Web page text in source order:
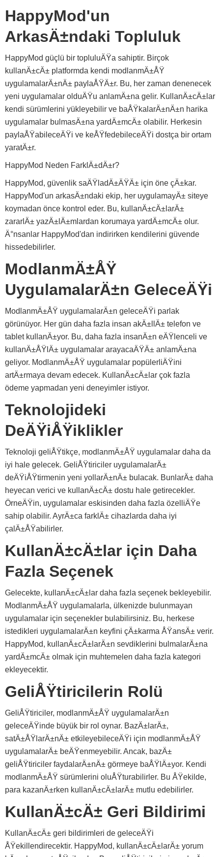
HappyMod'un
ArkasÄ±ndaki Topluluk
HappyMod güçlü bir topluluÄŸa sahiptir. Birçok
kullanÄ±cÄ± platformda kendi modlanmÄ±ÅŸ
uygulamalarÄ±nÄ± paylaÅŸÄ±r. Bu, her zaman denenecek
yeni uygulamalar olduÄŸu anlamÄ±na gelir. KullanÄ±cÄ±lar
kendi sürümlerini yükleyebilir ve baÅŸkalarÄ±nÄ±n harika
uygulamalar bulmasÄ±na yardÄ±mcÄ± olabilir. Herkesin
paylaÅŸabileceÄŸi ve keÅŸfedebileceÄŸi dostça bir ortam
yaratÄ±r.
HappyMod Neden FarklÄ±dÄ±r?
HappyMod, güvenlik saÄŸladÄ±ÄŸÄ± için öne çÄ±kar.
HappyMod'un arkasÄ±ndaki ekip, her uygulamayÄ± siteye
koymadan önce kontrol eder. Bu, kullanÄ±cÄ±larÄ±
zararlÄ± yazÄ±lÄ±mlardan korumaya yardÄ±mcÄ± olur.
Ä°nsanlar HappyMod'dan indirirken kendilerini güvende
hissedebilirler.
ModlanmÄ±ÅŸ
UygulamalarÄ±n GeleceÄŸi
ModlanmÄ±ÅŸ uygulamalarÄ±n geleceÄŸi parlak
görünüyor. Her gün daha fazla insan akÄ±llÄ± telefon ve
tablet kullanÄ±yor. Bu, daha fazla insanÄ±n eÄŸlenceli ve
kullanÄ±ÅŸlÄ± uygulamalar arayacaÄŸÄ± anlamÄ±na
geliyor. ModlanmÄ±ÅŸ uygulamalar popülerliÄŸini
artÄ±rmaya devam edecek. KullanÄ±cÄ±lar çok fazla
ödeme yapmadan yeni deneyimler istiyor.
Teknolojideki
DeÄŸiÅŸiklikler
Teknoloji geliÅŸtikçe, modlanmÄ±ÅŸ uygulamalar daha da
iyi hale gelecek. GeliÅŸtiriciler uygulamalarÄ±
deÄŸiÅŸtirmenin yeni yollarÄ±nÄ± bulacak. BunlarÄ± daha
heyecan verici ve kullanÄ±cÄ± dostu hale getirecekler.
ÖrneÄŸin, uygulamalar eskisinden daha fazla özelliÄŸe
sahip olabilir. AyrÄ±ca farklÄ± cihazlarda daha iyi
çalÄ±ÅŸabilirler.
KullanÄ±cÄ±lar için Daha
Fazla Seçenek
Gelecekte, kullanÄ±cÄ±lar daha fazla seçenek bekleyebilir.
ModlanmÄ±ÅŸ uygulamalarla, ülkenizde bulunmayan
uygulamalar için seçenekler bulabilirsiniz. Bu, herkese
istedikleri uygulamalarÄ±n keyfini çÄ±karma ÅŸansÄ± verir.
HappyMod, kullanÄ±cÄ±larÄ±n sevdiklerini bulmalarÄ±na
yardÄ±mcÄ± olmak için muhtemelen daha fazla kategori
ekleyecektir.
GeliÅŸtiricilerin Rolü
GeliÅŸtiriciler, modlanmÄ±ÅŸ uygulamalarÄ±n
geleceÄŸinde büyük bir rol oynar. BazÄ±larÄ±,
satÄ±ÅŸlarÄ±nÄ± etkileyebileceÄŸi için modlanmÄ±ÅŸ
uygulamalarÄ± beÄŸenmeyebilir. Ancak, bazÄ±
geliÅŸtiriciler faydalarÄ±nÄ± görmeye baÅŸlÄ±yor. Kendi
modlanmÄ±ÅŸ sürümlerini oluÅŸturabilirler. Bu ÅŸekilde,
para kazanÄ±rken kullanÄ±cÄ±larÄ± mutlu edebilirler.
KullanÄ±cÄ± Geri Bildirimi
KullanÄ±cÄ± geri bildirimleri de geleceÄŸi
ÅŸekillendirecektir. HappyMod, kullanÄ±cÄ±larÄ± yorum